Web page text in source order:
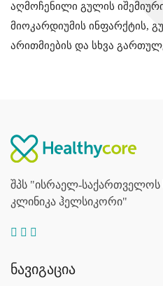
აღმოჩენილი გულის
მიოკარდიუმის ინფარქტის,
არითმიების და სხვა
შპს "ისრაელ-საქართველოს
კლინიკა ჰელსიკორი"
ნავიგაცია